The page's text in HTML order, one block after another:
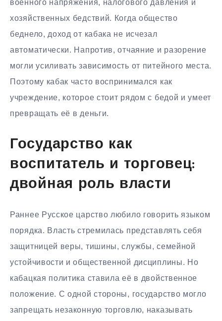
военного напряжения, налогового давления и
хозяйственных бедствий. Когда общество
беднело, доход от кабака не исчезал
автоматически. Напротив, отчаяние и разорение
могли усиливать зависимость от питейного места.
Поэтому кабак часто воспринимался как
учреждение, которое стоит рядом с бедой и умеет
превращать её в деньги.
Государство как
воспитатель и торговец:
двойная роль власти
Раннее Русское царство любило говорить языком
порядка. Власть стремилась представлять себя
защитницей веры, тишины, службы, семейной
устойчивости и общественной дисциплины. Но
кабацкая политика ставила её в двойственное
положение. С одной стороны, государство могло
запрещать незаконную торговлю, наказывать